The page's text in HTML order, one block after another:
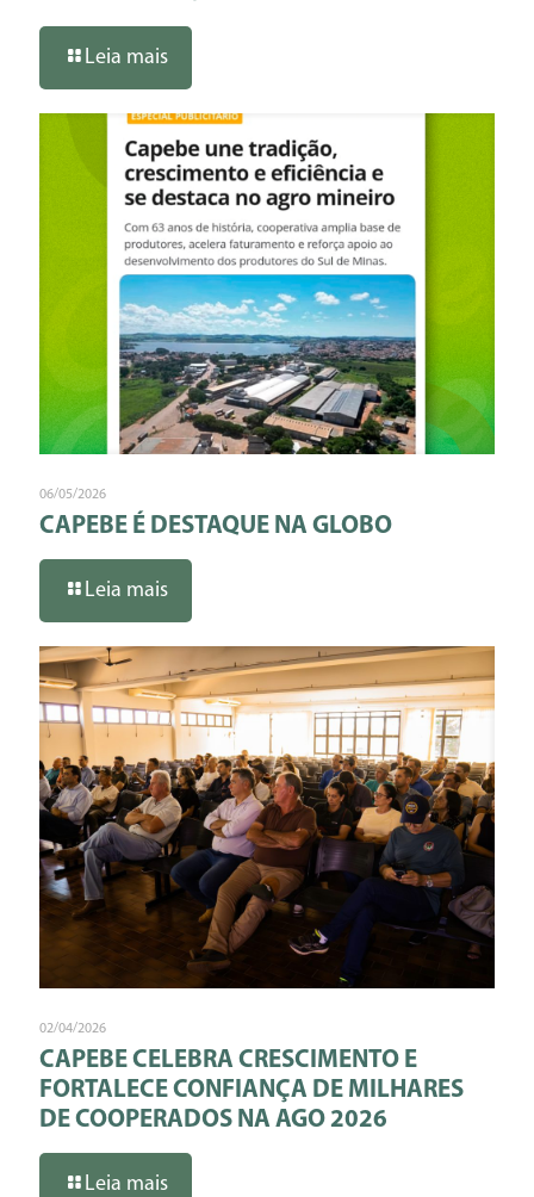
Leia mais
06/05/2026
CAPEBE É DESTAQUE NA GLOBO
Leia mais
02/04/2026
CAPEBE CELEBRA CRESCIMENTO E
FORTALECE CONFIANÇA DE MILHARES
DE COOPERADOS NA AGO 2026
Leia mais